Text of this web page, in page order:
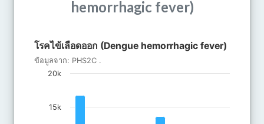
hemorrhagic fever)
Bar chart with 2 data series.
ข้อมูลจาก: PHS2C .
The chart has 1 X axis displaying categories.
โรคไข้เลือดออก (Dengue hemorrhagic fever)
ข้อมูลจาก: PHS2C .
15k
20k